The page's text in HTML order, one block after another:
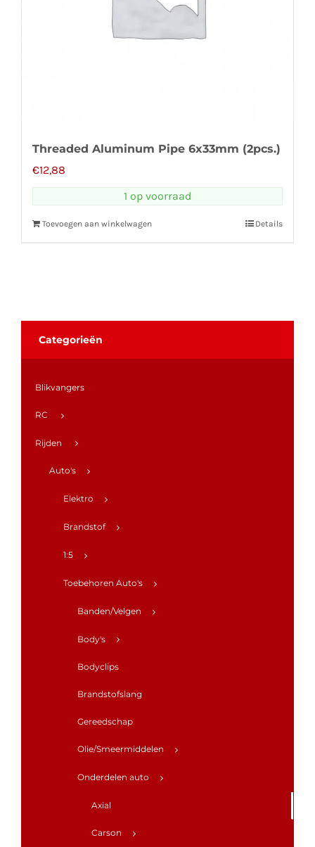
Threaded Aluminum Pipe 6x33mm (2pcs.)
€12,88
1 op voorraad
Toevoegen aan winkelwagen Details
Categorieën
Blikvangers
RC
Rijden
Auto's
Elektro
Brandstof
1:5
Toebehoren Auto's
Banden/Velgen
Body's
Bodyclips
Brandstofslang
Gereedschap
Olie/Smeermiddelen
Onderdelen auto
Axial
Carson